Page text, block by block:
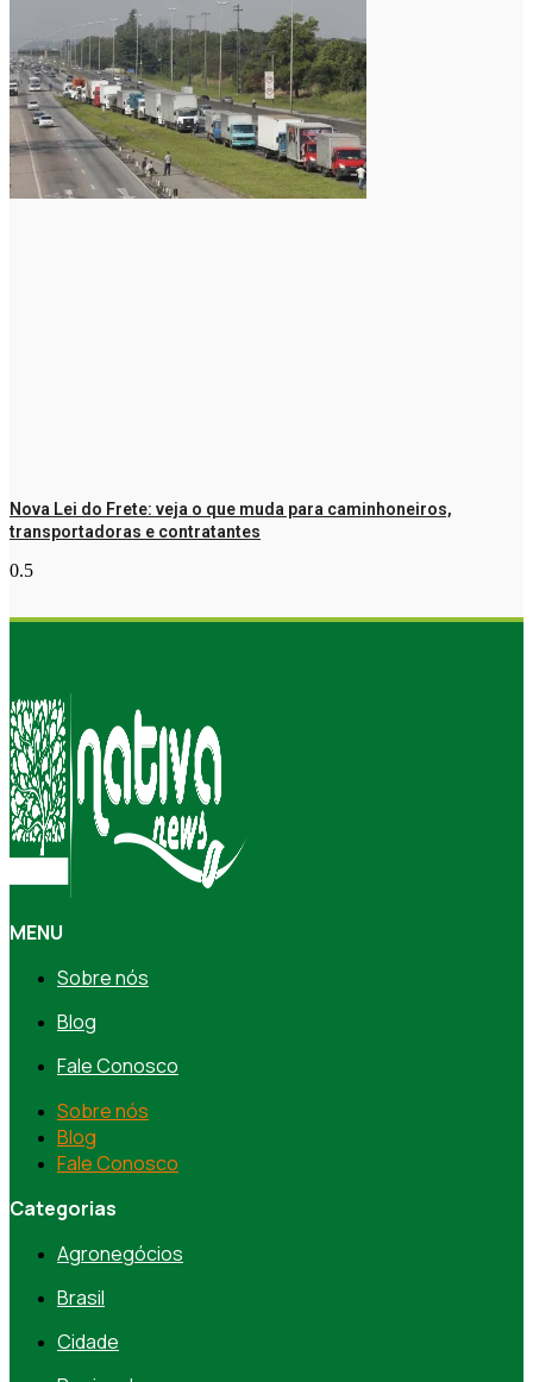
Nova Lei do Frete: veja o que muda para caminhoneiros,
transportadoras e contratantes
MENU
Sobre nós
Blog
Fale Conosco
Sobre nós
Blog
Fale Conosco
Categorias
Agronegócios
Brasil
Cidade